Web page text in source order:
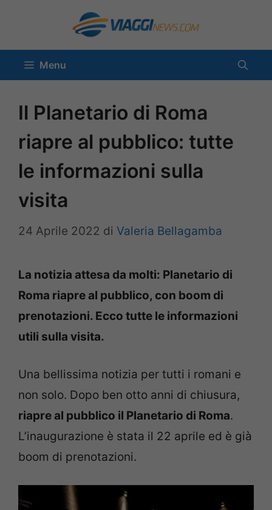
contenuto
Menu
Il Planetario di Roma
riapre al pubblico: tutte
le informazioni sulla
visita
24 Aprile 2022 di Valeria Bellagamba
La notizia attesa da molti: Planetario di
Roma riapre al pubblico, con boom di
prenotazioni. Ecco tutte le informazioni
utili sulla visita.
Una bellissima notizia per tutti i romani e
non solo. Dopo ben otto anni di chiusura,
riapre al pubblico il Planetario di Roma.
L’inaugurazione è stata il 22 aprile ed è già
boom di prenotazioni.